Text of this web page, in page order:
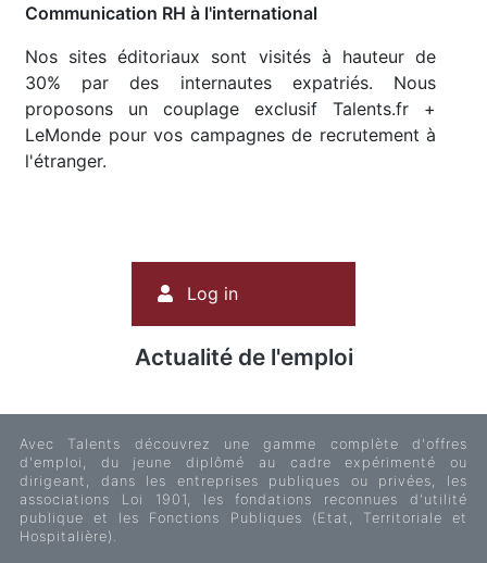
Communication RH à l'international
Nos sites éditoriaux sont visités à hauteur de
30% par des internautes expatriés. Nous
proposons un couplage exclusif Talents.fr +
LeMonde pour vos campagnes de recrutement à
l'étranger.
account
menu
Log in
Actualité de l'emploi
Avec Talents découvrez une gamme complète d'offres
d'emploi, du jeune diplômé au cadre expérimenté ou
dirigeant, dans les entreprises publiques ou privées, les
associations Loi 1901, les fondations reconnues d'utilité
publique et les Fonctions Publiques (Etat, Territoriale et
Hospitalière).